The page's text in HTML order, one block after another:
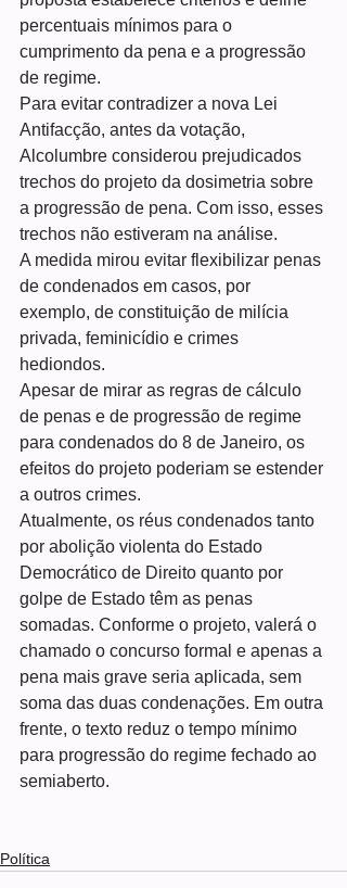
percentuais mínimos para o
cumprimento da pena e a progressão
de regime.
Para evitar contradizer a nova Lei
Antifacção, antes da votação,
Alcolumbre considerou prejudicados
trechos do projeto da dosimetria sobre
a progressão de pena. Com isso, esses
trechos não estiveram na análise.
A medida mirou evitar flexibilizar penas
de condenados em casos, por
exemplo, de constituição de milícia
privada, feminicídio e crimes
hediondos.
Apesar de mirar as regras de cálculo
de penas e de progressão de regime
para condenados do 8 de Janeiro, os
efeitos do projeto poderiam se estender
a outros crimes.
Atualmente, os réus condenados tanto
por abolição violenta do Estado
Democrático de Direito quanto por
golpe de Estado têm as penas
somadas. Conforme o projeto, valerá o
chamado o concurso formal e apenas a
pena mais grave seria aplicada, sem
soma das duas condenações. Em outra
frente, o texto reduz o tempo mínimo
para progressão do regime fechado ao
semiaberto.
Política